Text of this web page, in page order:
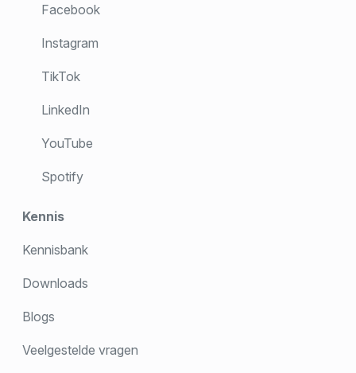
Facebook
Instagram
TikTok
LinkedIn
YouTube
Spotify
Kennis
Kennisbank
Downloads
Blogs
Veelgestelde vragen